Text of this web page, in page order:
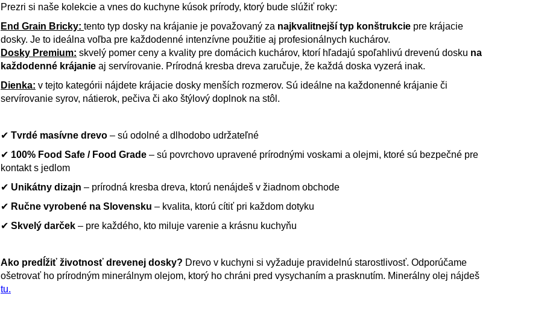
Prezri si naše kolekcie a vnes do kuchyne kúsok prírody, ktorý bude slúžiť roky:
End Grain Bricky: tento typ dosky na krájanie je považovaný za najkvalitnejší typ konštrukcie pre krájacie
dosky. Je to ideálna voľba pre každodenné intenzívne použitie aj profesionálnych kuchárov.
Dosky Premium: skvelý pomer ceny a kvality pre domácich kuchárov, ktorí hľadajú spoľahlivú drevenú dosku na
každodenné krájanie aj servírovanie. Prírodná kresba dreva zaručuje, že každá doska vyzerá inak.
Dienka: v tejto kategórii nájdete krájacie dosky menších rozmerov. Sú ideálne na každonenné krájanie či
servírovanie syrov, nátierok, pečiva či ako štýlový doplnok na stôl.
✔ Tvrdé masívne drevo – sú odolné a dlhodobo udržateľné
✔ 100% Food Safe / Food Grade – sú povrchovo upravené prírodnými voskami a olejmi, ktoré sú bezpečné pre
kontakt s jedlom
✔ Unikátny dizajn – prírodná kresba dreva, ktorú nenájdeš v žiadnom obchode
✔ Ručne vyrobené na Slovensku – kvalita, ktorú cítiť pri každom dotyku
✔ Skvelý darček – pre každého, kto miluje varenie a krásnu kuchyňu
Ako predĺžiť životnosť drevenej dosky? Drevo v kuchyni si vyžaduje pravidelnú starostlivosť. Odporúčame
ošetrovať ho prírodným minerálnym olejom, ktorý ho chráni pred vysychaním a prasknutím. Minerálny olej nájdeš
tu.
Odporúčame
NÁSTENNÉ HODINY Z ORECHA S
42CM
NÁSTENNÉ HODINY Z AGÁTU SO SIVÝM
€177